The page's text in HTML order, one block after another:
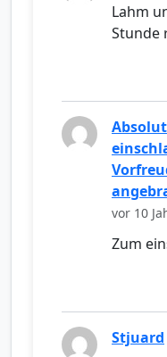
Lahm
Stunde
vor 10
Zum
Stjuard